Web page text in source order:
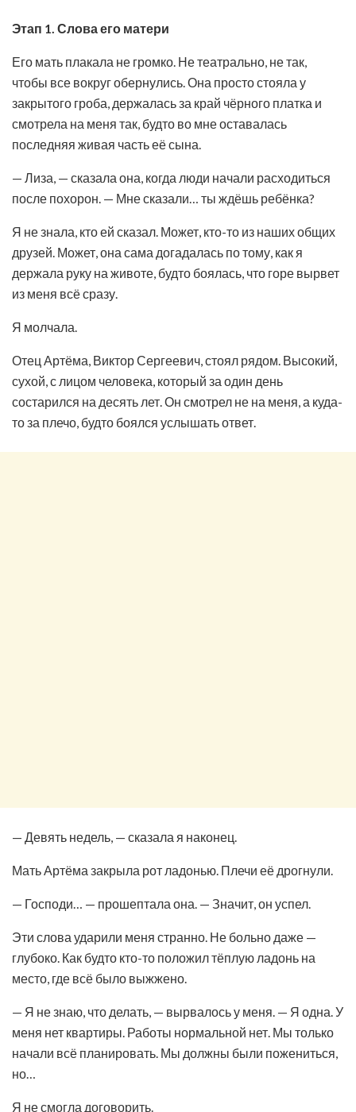
Этап 1. Слова его матери
Его мать плакала не громко. Не театрально, не так,
чтобы все вокруг обернулись. Она просто стояла у
закрытого гроба, держалась за край чёрного платка и
смотрела на меня так, будто во мне оставалась
последняя живая часть её сына.
— Лиза, — сказала она, когда люди начали расходиться
после похорон. — Мне сказали… ты ждёшь ребёнка?
Я не знала, кто ей сказал. Может, кто-то из наших общих
друзей. Может, она сама догадалась по тому, как я
держала руку на животе, будто боялась, что горе вырвет
из меня всё сразу.
Я молчала.
Отец Артёма, Виктор Сергеевич, стоял рядом. Высокий,
сухой, с лицом человека, который за один день
состарился на десять лет. Он смотрел не на меня, а куда-
то за плечо, будто боялся услышать ответ.
— Девять недель, — сказала я наконец.
Мать Артёма закрыла рот ладонью. Плечи её дрогнули.
— Господи… — прошептала она. — Значит, он успел.
Эти слова ударили меня странно. Не больно даже —
глубоко. Как будто кто-то положил тёплую ладонь на
место, где всё было выжжено.
— Я не знаю, что делать, — вырвалось у меня. — Я одна. У
меня нет квартиры. Работы нормальной нет. Мы только
начали всё планировать. Мы должны были пожениться,
но…
Я не смогла договорить.